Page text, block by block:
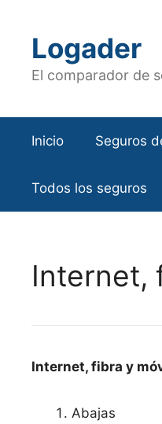
contenidoLogader
El comparador de
Inicio Seguros
Todos los seguros
Internet,
Internet, fibra y
Abajas